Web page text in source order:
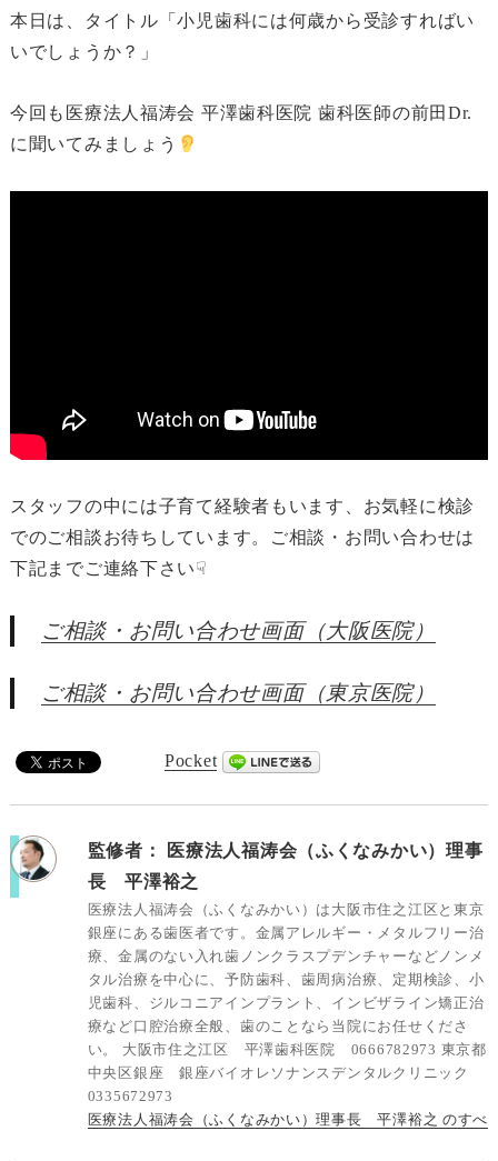
本日は、タイトル「小児歯科には何歳から受診すればい
いでしょうか？」
今回も医療法人福涛会 平澤歯科医院 歯科医師の前田Dr.
に聞いてみましょう
スタッフの中には子育て経験者もいます、お気軽に検診
でのご相談お待ちしています。ご相談・お問い合わせは
下記までご連絡下さい☟
ご相談・お問い合わせ画面（大阪医院）
ご相談・お問い合わせ画面（東京医院）
Pocket
監修者：
医療法人福涛会（ふくなみかい）理事
長 平澤裕之
医療法人福涛会（ふくなみかい）は大阪市住之江区と東京
銀座にある歯医者です。金属アレルギー・メタルフリー治
療、金属のない入れ歯ノンクラスプデンチャーなどノンメ
タル治療を中心に、予防歯科、歯周病治療、定期検診、小
児歯科、ジルコニアインプラント、インビザライン矯正治
療など口腔治療全般、歯のことなら当院にお任せくださ
い。 大阪市住之江区 平澤歯科医院 0666782973 東京都
中央区銀座 銀座バイオレソナンスデンタルクリニック
0335672973
医療法人福涛会（ふくなみかい）理事長 平澤裕之 のすべ